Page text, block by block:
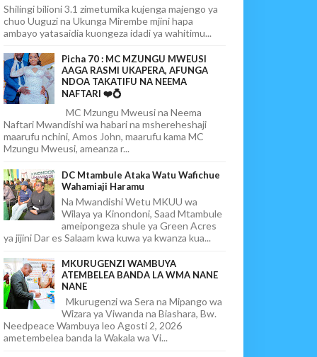
Shilingi bilioni 3.1 zimetumika kujenga majengo ya
chuo Uuguzi na Ukunga Mirembe mjini hapa
ambayo yatasaidia kuongeza idadi ya wahitimu...
Picha 70 : MC MZUNGU MWEUSI
AAGA RASMI UKAPERA, AFUNGA
NDOA TAKATIFU NA NEEMA
NAFTARI ❤️💍
MC Mzungu Mweusi na Neema
Naftari Mwandishi wa habari na mshereheshaji
maarufu nchini, Amos John, maarufu kama MC
Mzungu Mweusi, ameanza r...
DC Mtambule Ataka Watu Wafichue
Wahamiaji Haramu
Na Mwandishi Wetu MKUU wa
Wilaya ya Kinondoni, Saad Mtambule
ameipongeza shule ya Green Acres
ya jijini Dar es Salaam kwa kuwa ya kwanza kua...
MKURUGENZI WAMBUYA
ATEMBELEA BANDA LA WMA NANE
NANE
Mkurugenzi wa Sera na Mipango wa
Wizara ya Viwanda na Biashara, Bw.
Needpeace Wambuya leo Agosti 2, 2026
ametembelea banda la Wakala wa Vi...